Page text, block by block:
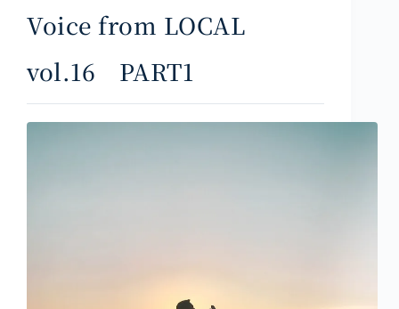
Voice from LOCAL
vol.16 PART1